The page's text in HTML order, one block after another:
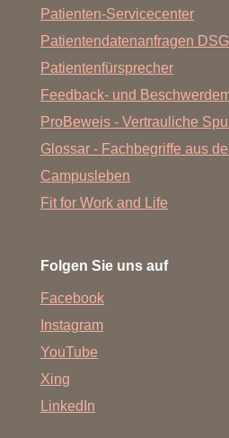
Patienten-Servicecenter
Patientendatenanfragen
Patientenfürsprecher
Feedback- und
ProBeweis - Vertrauliche
Glossar - Fachbegriffe aus
Campusleben
Fit for Work and Life
Folgen Sie uns auf
Facebook
Instagram
YouTube
Xing
LinkedIn